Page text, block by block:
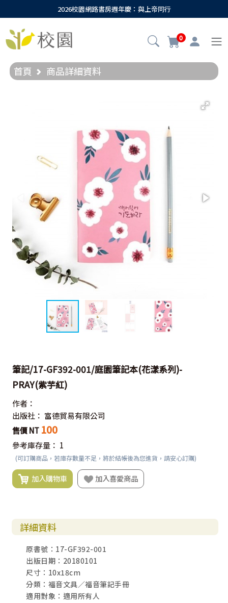
2026校園網路書房週年慶：與上帝同行
0
首頁 商品詳細資料
筆記/17-GF392-001/庭園筆記本(花漾系列)-
PRAY(紫芋紅)
作者：
出版社： 富德貿易有限公司
售價 NT 100
參考庫存量： 1
(可訂購商品，若庫存數量不足，將於結帳後為您進貨，請安心訂購)
加入購物車 加入喜愛商品
詳細資料
原書號：17-GF392-001
出版日期：20180101
尺寸：10x18cm
分類：福音文具／福音筆記手冊
適用對象：適用所有人